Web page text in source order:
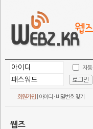
자동
회원가입 아이디 · 비밀번호 찾기
웹즈